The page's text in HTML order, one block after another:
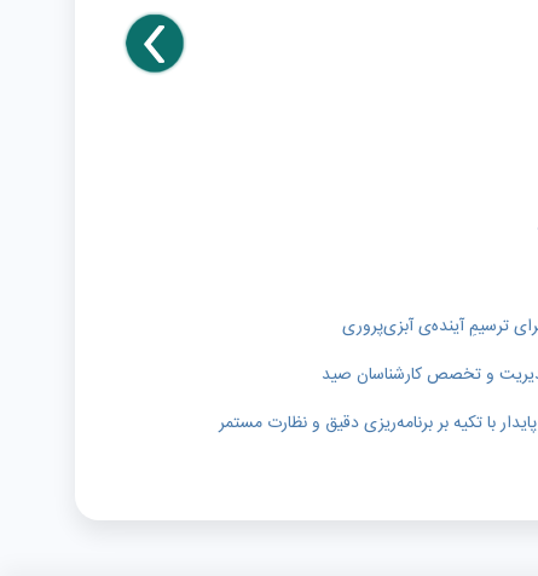
ترسیمِ آینده‌ی آبزی‌پروری
و تخصص کارشناسان صید
با تکیه بر برنامه‌ریزی دقیق و نظارت مستمر